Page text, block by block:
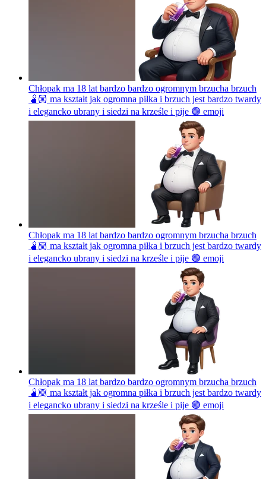
Chłopak ma 18 lat bardzo bardzo ogromnym brzucha brzuch
🫄🏼 ma kształt jak ogromna piłka i brzuch jest bardzo twardy
i elegancko ubrany i siedzi na krześle i pije 🟣 emoji
Chłopak ma 18 lat bardzo bardzo ogromnym brzucha brzuch
🫄🏼 ma kształt jak ogromna piłka i brzuch jest bardzo twardy
i elegancko ubrany i siedzi na krześle i pije 🟣 emoji
Chłopak ma 18 lat bardzo bardzo ogromnym brzucha brzuch
🫄🏼 ma kształt jak ogromna piłka i brzuch jest bardzo twardy
i elegancko ubrany i siedzi na krześle i pije 🟣 emoji